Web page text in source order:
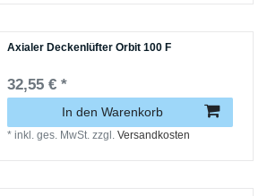
Axialer Deckenlüfter Orbit 100 F
32,55 € *
In den Warenkorb
*inkl. ges. MwSt. zzgl.Versandkosten